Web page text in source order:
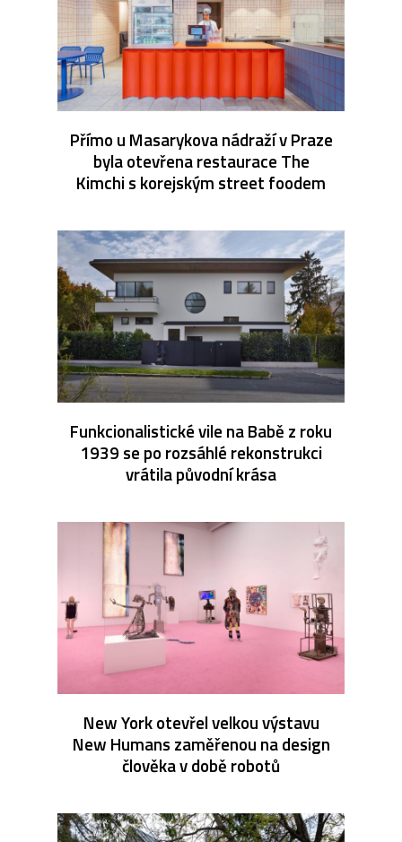
Přímo u Masarykova nádraží v Praze
byla otevřena restaurace The
Kimchi s korejským street foodem
Funkcionalistické vile na Babě z roku
1939 se po rozsáhlé rekonstrukci
vrátila původní krása
New York otevřel velkou výstavu
New Humans zaměřenou na design
člověka v době robotů